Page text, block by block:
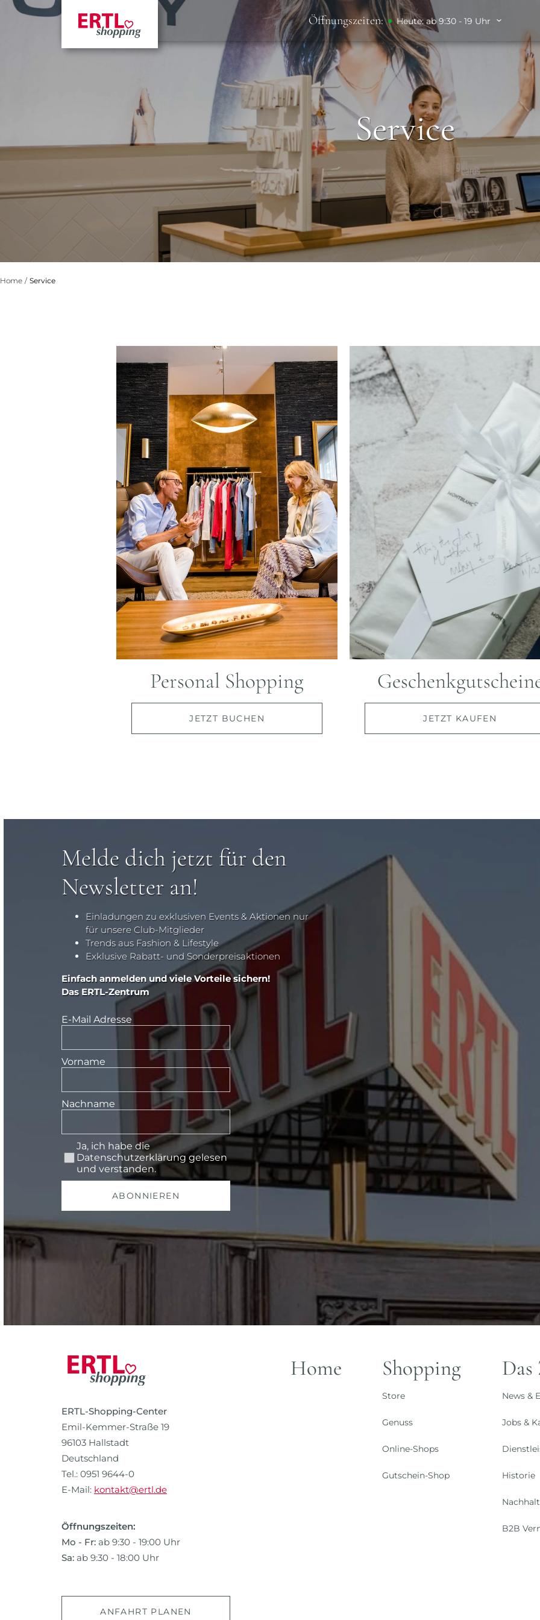
Öffnungszeiten: Heute: ab 9:30 - 19 Uhr
Service
Home / Service
Personal Shopping
JETZT BUCHEN JETZT KAUFEN
Melde dich jetzt für den
Newsletter an!
Einladungen zu exklusiven Events & Aktionen nur
für unsere Club-Mitglieder
Trends aus Fashion & Lifestyle
Exklusive Rabatt- und Sonderpreisaktionen
Einfach anmelden und viele Vorteile sichern!
Das ERTL-Zentrum
E-Mail Adresse
Vorname
Nachname
Ja, ich habe die
Datenschutzerklärunggelesen
und verstanden.
ABONNIEREN
ERTL-Shopping-Center
Emil-Kemmer-Straße 19
96103 Hallstadt
Deutschland
Tel.: 0951 9644-0
E-Mail: kontakt@ertl.de
Öffnungszeiten:
Mo - Fr: ab 9:30 - 19:00 Uhr
Sa: ab 9:30 - 18:00 Uhr
Home Shopping
Store
Genuss
Online-Shops
Gutschein-Shop
News &
Jobs &
Historie
B2B
ANFAHRT PLANEN